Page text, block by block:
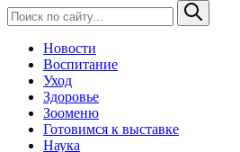
Новости
Воспитание
Уход
Здоровье
Зооменю
Готовимся к выставке
Наука